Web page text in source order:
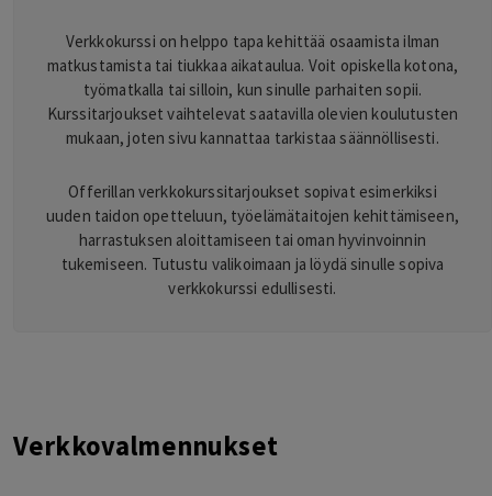
Verkkokurssi on helppo tapa kehittää osaamista ilman
matkustamista tai tiukkaa aikataulua. Voit opiskella kotona,
työmatkalla tai silloin, kun sinulle parhaiten sopii.
Kurssitarjoukset vaihtelevat saatavilla olevien koulutusten
mukaan, joten sivu kannattaa tarkistaa säännöllisesti.
Offerillan verkkokurssitarjoukset sopivat esimerkiksi
uuden taidon opetteluun, työelämätaitojen kehittämiseen,
harrastuksen aloittamiseen tai oman hyvinvoinnin
tukemiseen. Tutustu valikoimaan ja löydä sinulle sopiva
verkkokurssi edullisesti.
Verkkovalmennukset